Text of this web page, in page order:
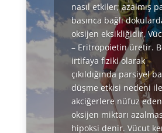
nasıl etkiler; azalmış
basınca bağlı
oksijen eksikliğidir,
– Eritropoietin üretir.
irtifaya fiziki olarak
çıkıldığında parsiyel
düşme etkisi nedeni ile
akciğerlere nüfuz eden
oksijen miktarı
hipoksi denir. Vücut